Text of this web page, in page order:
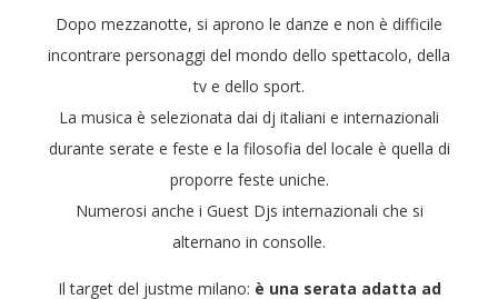
Dopo mezzanotte, si aprono le danze e non è difficile
incontrare personaggi del mondo dello spettacolo, della
tv e dello sport.
La musica è selezionata dai dj italiani e internazionali
durante serate e feste e la filosofia del locale è quella di
proporre feste uniche.
Numerosi anche i Guest Djs internazionali che si
alternano in consolle.
Il target del justme milano: è una serata adatta ad